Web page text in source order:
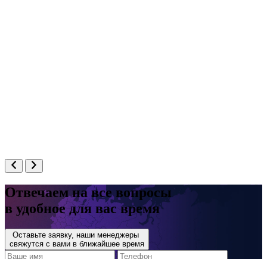
Отвечаем на все вопросы
в удобное для вас время
Оставьте заявку, наши менеджеры
свяжутся с вами в ближайшее время